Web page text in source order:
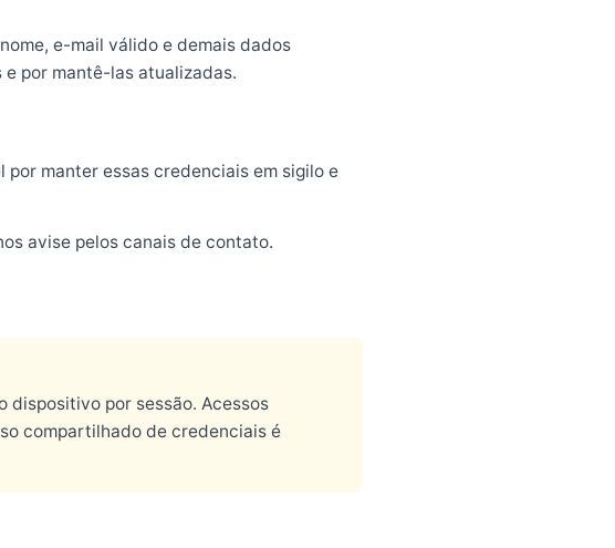
e-mail válido e demais dados
por mantê-las atualizadas.
por manter essas credenciais em sigilo e
avise pelos canais de contato.
dispositivo por sessão. Acessos
compartilhado de credenciais é